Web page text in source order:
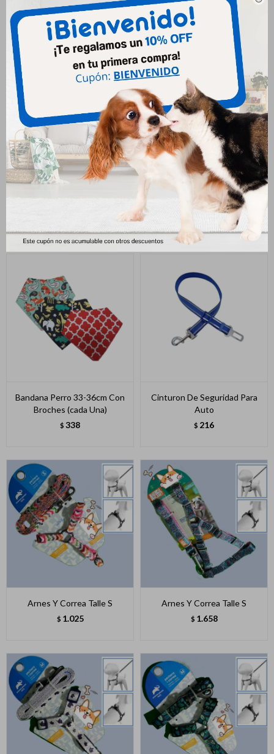
$307
Pretal Deportivo C/correa
Talle M
Bandana Perro 33-36cm Con
Broches (cada Una)
$ 338
Cinturon De Seguridad Para
Auto
$ 216
Arnes Y Correa Talle S
$ 1.025
Arnes Y Correa Talle S
$ 1.658